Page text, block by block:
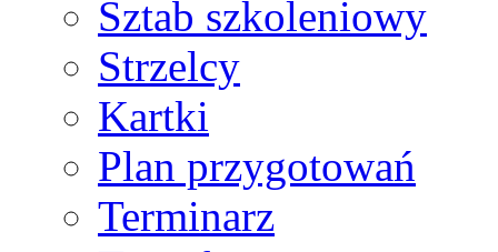
Sztab szkoleniowy
Strzelcy
Kartki
Plan przygotowań
Terminarz